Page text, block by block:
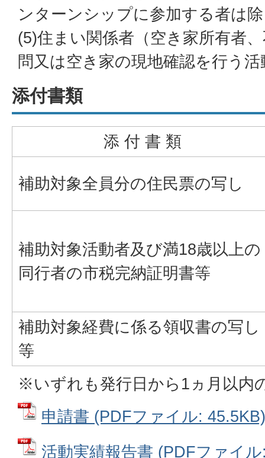
ンターンシップに参加する者は
(5)住まい関係者（空き家所有者
問又は空き家の現地確認を行う活
添付書類
添 付 書 類
補助対象全員分の住民票の写し
補助対象活動者及び満18歳以上の
同行者の市税完納証明書等
補助対象経費に係る領収書の写し
等
※いずれも発行日から1ヵ月以
申請書 (PDFファイル: 45.5KB)
活動実績報告書 (PDFファイ